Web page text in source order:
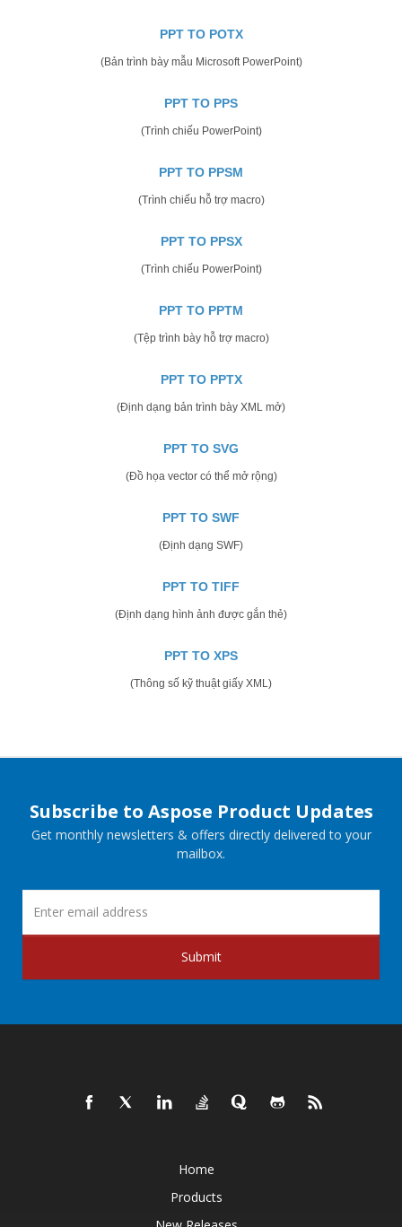
PPT TO POTX
(Bản trình bày mẫu Microsoft PowerPoint)
PPT TO PPS
(Trình chiếu PowerPoint)
PPT TO PPSM
(Trình chiếu hỗ trợ macro)
PPT TO PPSX
(Trình chiếu PowerPoint)
PPT TO PPTM
(Tệp trình bày hỗ trợ macro)
PPT TO PPTX
(Định dạng bản trình bày XML mở)
PPT TO SVG
(Đồ họa vector có thể mở rộng)
PPT TO SWF
(Định dạng SWF)
PPT TO TIFF
(Định dạng hình ảnh được gắn thẻ)
PPT TO XPS
(Thông số kỹ thuật giấy XML)
Subscribe to Aspose Product Updates
Get monthly newsletters & offers directly delivered to your
mailbox.
Submit
Home
Products